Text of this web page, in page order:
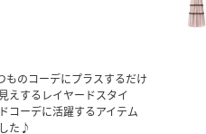
ものコーデにプラスするだけ
えするレイヤードスタイ
コーデに活躍するアイテム
た♪